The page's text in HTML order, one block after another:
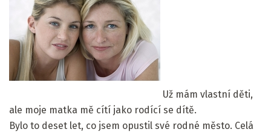
Už mám vlastní děti,
ale moje matka mě cítí jako rodící se dítě.
Bylo to deset let, co jsem opustil své rodné město. Celá